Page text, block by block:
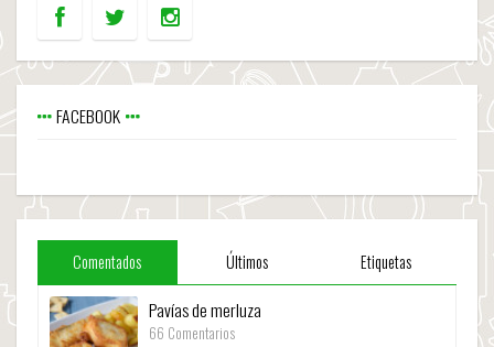
FACEBOOK
Comentados Últimos Etiquetas
Pavías de merluza
66 Comentarios